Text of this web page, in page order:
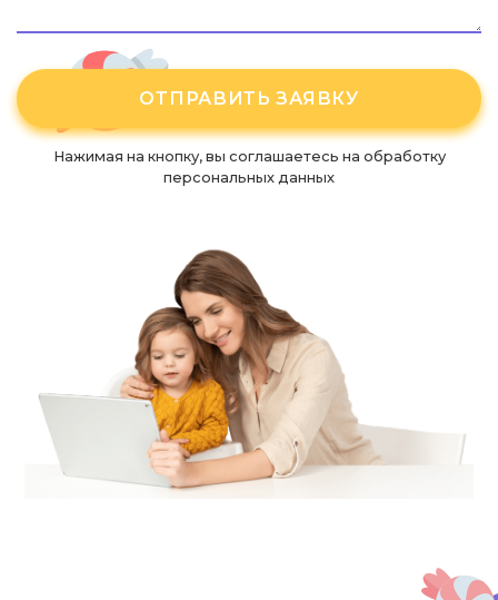
Нажимая на кнопку, вы соглашаетесь на обработку
персональных данных